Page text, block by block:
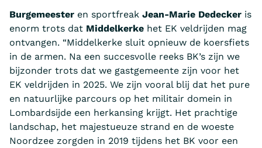
Burgemeester en sportfreak Jean-Marie Dedecker is
enorm trots dat Middelkerke het EK veldrijden mag
ontvangen. “Middelkerke sluit opnieuw de koersfiets
in de armen. Na een succesvolle reeks BK’s zijn we
bijzonder trots dat we gastgemeente zijn voor het
EK veldrijden in 2025. We zijn vooral blij dat het pure
en natuurlijke parcours op het militair domein in
Lombardsijde een herkansing krijgt. Het prachtige
landschap, het majestueuze strand en de woeste
Noordzee zorgden in 2019 tijdens het BK voor een